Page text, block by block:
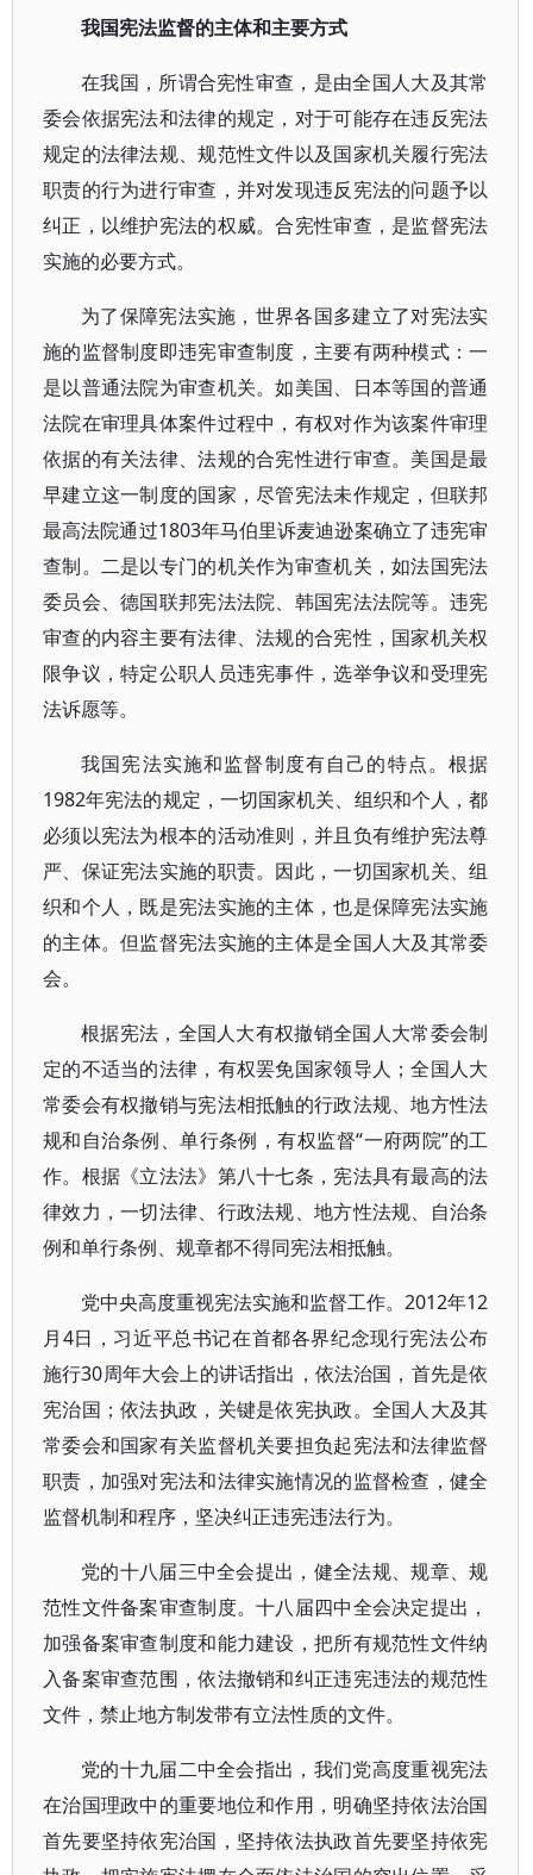
我国宪法监督的主体和主要方式
在我国，所谓合宪性审查，是由全国人大及其常
委会依据宪法和法律的规定，对于可能存在违反宪法
规定的法律法规、规范性文件以及国家机关履行宪法
职责的行为进行审查，并对发现违反宪法的问题予以
纠正，以维护宪法的权威。合宪性审查，是监督宪法
实施的必要方式。
为了保障宪法实施，世界各国多建立了对宪法实
施的监督制度即违宪审查制度，主要有两种模式：一
是以普通法院为审查机关。如美国、日本等国的普通
法院在审理具体案件过程中，有权对作为该案件审理
依据的有关法律、法规的合宪性进行审查。美国是最
早建立这一制度的国家，尽管宪法未作规定，但联邦
最高法院通过1803年马伯里诉麦迪逊案确立了违宪审
查制。二是以专门的机关作为审查机关，如法国宪法
委员会、德国联邦宪法法院、韩国宪法法院等。违宪
审查的内容主要有法律、法规的合宪性，国家机关权
限争议，特定公职人员违宪事件，选举争议和受理宪
法诉愿等。
我国宪法实施和监督制度有自己的特点。根据
1982年宪法的规定，一切国家机关、组织和个人，都
必须以宪法为根本的活动准则，并且负有维护宪法尊
严、保证宪法实施的职责。因此，一切国家机关、组
织和个人，既是宪法实施的主体，也是保障宪法实施
的主体。但监督宪法实施的主体是全国人大及其常委
会。
根据宪法，全国人大有权撤销全国人大常委会制
定的不适当的法律，有权罢免国家领导人；全国人大
常委会有权撤销与宪法相抵触的行政法规、地方性法
规和自治条例、单行条例，有权监督“一府两院”的工
作。根据《立法法》第八十七条，宪法具有最高的法
律效力，一切法律、行政法规、地方性法规、自治条
例和单行条例、规章都不得同宪法相抵触。
党中央高度重视宪法实施和监督工作。2012年12
月4日，习近平总书记在首都各界纪念现行宪法公布
施行30周年大会上的讲话指出，依法治国，首先是依
宪治国；依法执政，关键是依宪执政。全国人大及其
常委会和国家有关监督机关要担负起宪法和法律监督
职责，加强对宪法和法律实施情况的监督检查，健全
监督机制和程序，坚决纠正违宪违法行为。
党的十八届三中全会提出，健全法规、规章、规
范性文件备案审查制度。十八届四中全会决定提出，
加强备案审查制度和能力建设，把所有规范性文件纳
入备案审查范围，依法撤销和纠正违宪违法的规范性
文件，禁止地方制发带有立法性质的文件。
党的十九届二中全会指出，我们党高度重视宪法
在治国理政中的重要地位和作用，明确坚持依法治国
首先要坚持依宪治国，坚持依法执政首先要坚持依宪